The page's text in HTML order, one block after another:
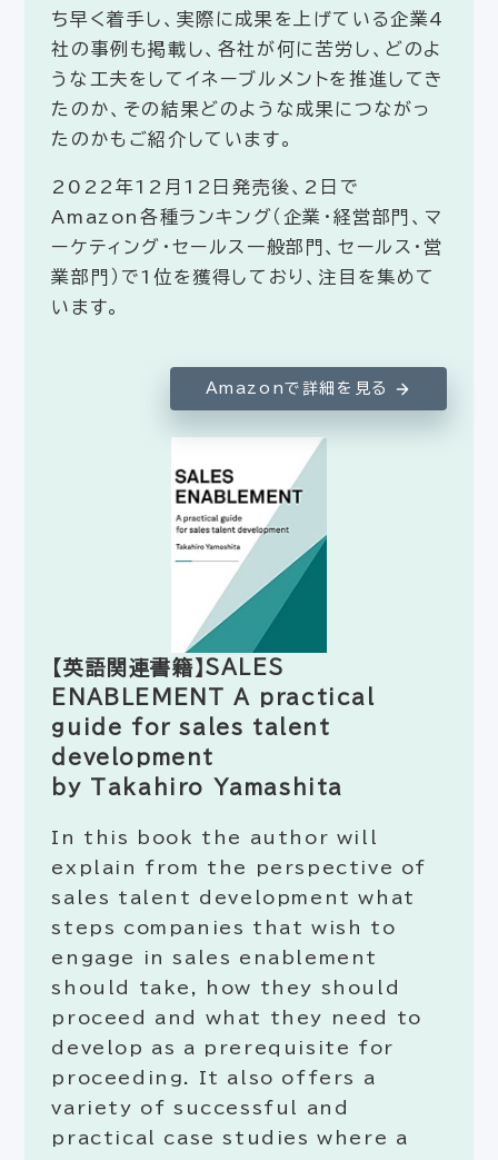
ち早く着手し、実際に成果を上げている企業4
社の事例も掲載し、各社が何に苦労し、どのよ
うな工夫をしてイネーブルメントを推進してき
たのか、その結果どのような成果につながっ
たのかもご紹介しています。
2022年12月12日発売後、2日で
Amazon各種ランキング（企業・経営部門、マ
ーケティング・セールス一般部門、セールス・営
業部門）で1位を獲得しており、注目を集めて
います。
Amazonで詳細を見る
【英語関連書籍】SALES
ENABLEMENT A practical
guide for sales talent
development
by Takahiro Yamashita
In this book the author will
explain from the perspective of
sales talent development what
steps companies that wish to
engage in sales enablement
should take, how they should
proceed and what they need to
develop as a prerequisite for
proceeding. It also offers a
variety of successful and
practical case studies where a